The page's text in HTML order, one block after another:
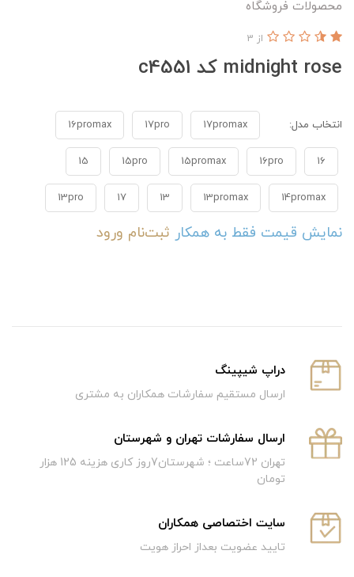
محصولات فروشگاه
midnight rose کد c4551
از 3
انتخاب مدل: 17promax
17pro
16promax
16
16pro
15promax
15pro
15
14promax
13promax
13
17
13pro
نمایش قیمت فقط به همکار ثبت‌نام ورود
دراپ شیپینگ
ارسال مستقیم سفارشات همکاران به مشتری
ارسال سفارشات تهران و شهرستان
تهران 72ساعت ؛ شهرستان7روز کاری هزینه 125 هزار
تومان
سایت اختصاصی همکاران
تایید عضویت بعداز احراز هویت